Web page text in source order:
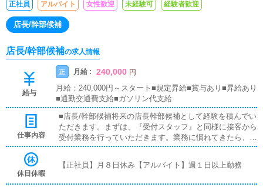
正社員 アルバイト 女性歓迎 未経験可 経験者歓迎
店長/幹部候補
店長/幹部候補の求人情報
給与
正 月給 : 240,000 円
月給：240,000円～スタート■規定昇給■賞与あり■昇給あり
■通勤交通費支給■ガソリン代支給
仕事内容
■店長/幹部候補将来の店長幹部候補として経験を積んでい
ただきます。まずは、『受付スタッフ』と同様に接客から
受付業務を行っていただきます。業務に慣れてきたら、
『キャストさんの管理』や『経営に関わる業務』を順に覚
新しい店舗の運営をお任せします。■対面接客・受付業務
休日休暇
【正社員】月８日休み【アルバイト】週１日以上勤務